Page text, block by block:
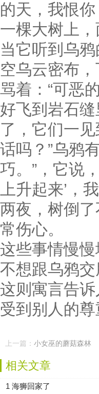
的天，我恨
一棵大树上
当它听到乌
空乌云密布
骂着：“可恶
好飞到岩石
了，它们一
话吗？”乌鸦
巧。”，它说
上升起来’，
两夜，树倒
常伤心。
这些事情慢
不想跟乌鸦
这则寓言告
受到别人的尊
上一篇： 小女巫的蘑菇森林
相关文章
1 海狮回家了